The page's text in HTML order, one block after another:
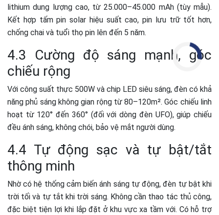
lithium dung lượng cao, từ 25.000–45.000 mAh (tùy mẫu).
Kết hợp tấm pin solar hiệu suất cao, pin lưu trữ tốt hơn,
chống chai và tuổi thọ pin lên đến 5 năm.
4.3 Cường độ sáng mạnh, góc
chiếu rộng
Với công suất thực 500W và chip LED siêu sáng, đèn có khả
năng phủ sáng không gian rộng từ 80–120m². Góc chiếu linh
hoạt từ 120° đến 360° (đối với dòng đèn UFO), giúp chiếu
đều ánh sáng, không chói, bảo vệ mắt người dùng.
4.4 Tự động sạc và tự bật/tắt
thông minh
Nhờ có hệ thống cảm biến ánh sáng tự động, đèn tự bật khi
trời tối và tự tắt khi trời sáng. Không cần thao tác thủ công,
đặc biệt tiện lợi khi lắp đặt ở khu vực xa tầm với. Có hỗ trợ